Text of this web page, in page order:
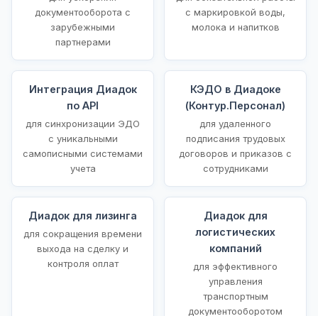
документооборота с
зарубежными
партнерами
с маркировкой воды,
молока и напитков
Интеграция Диадок
по API
для синхронизации ЭДО
с уникальными
самописными системами
учета
КЭДО в Диадоке
(Контур.Персонал)
для удаленного
подписания трудовых
договоров и приказов с
сотрудниками
Диадок для лизинга
для сокращения времени
выхода на сделку и
контроля оплат
Диадок для
логистических
компаний
для эффективного
управления
транспортным
документооборотом